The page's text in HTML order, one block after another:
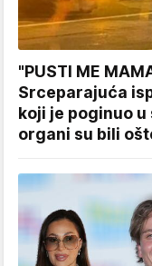
"PUSTI ME
Srceparajuća
koji je poginuo
organi su bili